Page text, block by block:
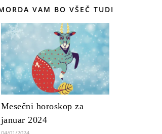
VAM BO VŠEČ TUDI
Mesečni horoskop za
januar 2024